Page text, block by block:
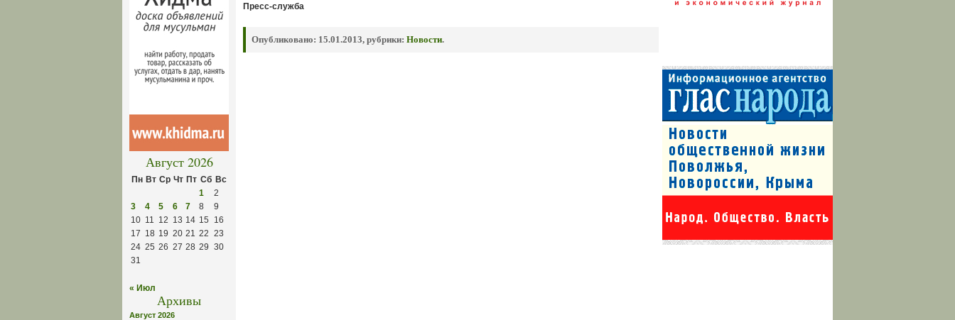
Август 2026
Пн Вт Ср Чт Пт Сб Вс
1
2
3
4 5 6 7 8
9
10 11 12 13 14 15
16
17 18 19 20 21 22 23
24 25 26 27 28 29 30
31
« Июл
Архивы
Август 2026
Пресс-служба
Опубликовано: 15.01.2013, рубрики: Новости.